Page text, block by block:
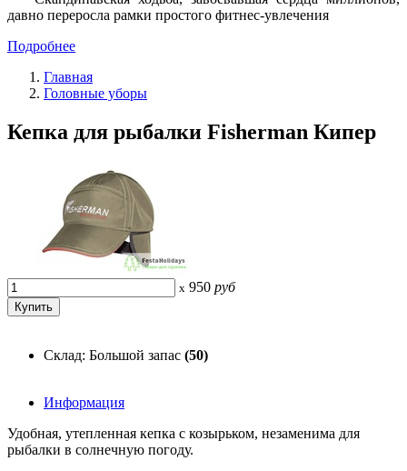
давно переросла рамки простого фитнес-увлечения
Подробнее
Главная
Головные уборы
Кепка для рыбалки Fisherman Кипер
x 950 руб
Склад: Большой запас (50)
Информация
Удобная, утепленная кепка с козырьком, незаменима для
рыбалки в солнечную погоду.